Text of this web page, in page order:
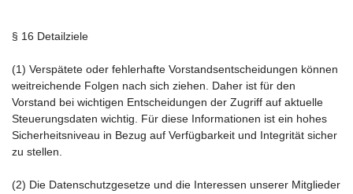
§ 16 Detailziele
(1) Verspätete oder fehlerhafte Vorstandsentscheidungen können
weitreichende Folgen nach sich ziehen. Daher ist für den
Vorstand bei wichtigen Entscheidungen der Zugriff auf aktuelle
Steuerungsdaten wichtig. Für diese Informationen ist ein hohes
Sicherheitsniveau in Bezug auf Verfügbarkeit und Integrität sicher
zu stellen.
(2) Die Datenschutzgesetze und die Interessen unserer Mitglieder